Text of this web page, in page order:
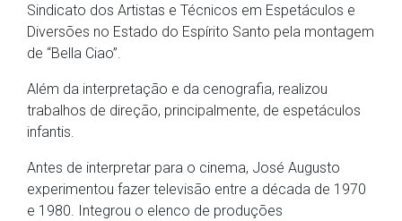
Sindicato dos Artistas e Técnicos em Espetáculos e
Diversões no Estado do Espírito Santo pela montagem
de “Bella Ciao”.
Além da interpretação e da cenografia, realizou
trabalhos de direção, principalmente, de espetáculos
infantis.
Antes de interpretar para o cinema, José Augusto
experimentou fazer televisão entre a década de 1970
e 1980. Integrou o elenco de produções